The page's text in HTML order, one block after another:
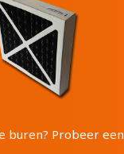
buren? Probeer een